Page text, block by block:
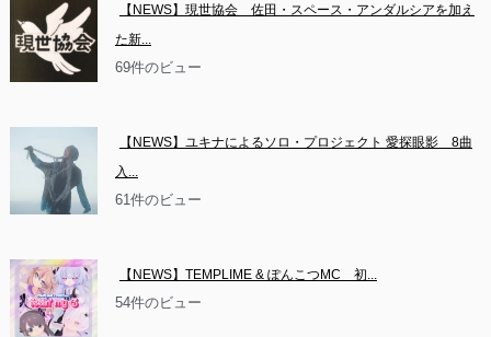
【NEWS】現世協会　佐田・スペース・アンダルシアを加え
た新...
69件のビュー
【NEWS】ユキナによるソロ・プロジェクト 愛探眼影　8曲
入...
61件のビュー
【NEWS】TEMPLIME & ぽんこつMC　初...
54件のビュー